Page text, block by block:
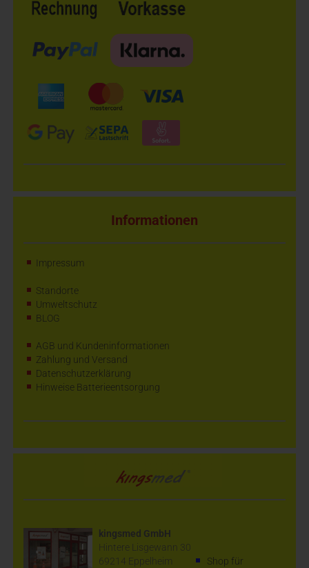
Informationen
Impressum
Standorte
Umweltschutz
BLOG
AGB und Kundeninformationen
Zahlung und Versand
Datenschutzerklärung
Hinweise Batterieentsorgung
kingsmed GmbH
Hintere Lisgewann 30
69214 Eppelheim
Shop für